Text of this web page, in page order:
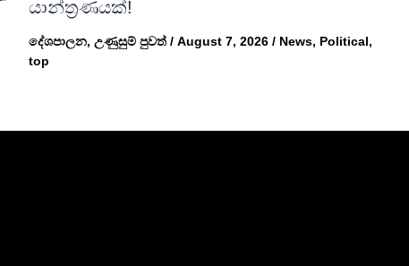
යාන්ත්‍රණයක්!
දේශපාලන,උණුසුම් පුවත් /August 7, 2026/ News, Political,
top